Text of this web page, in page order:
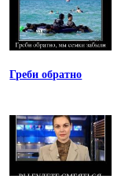
Греби обратно